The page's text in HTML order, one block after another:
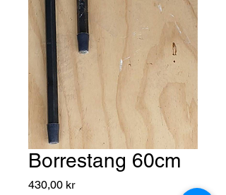
Borrestang 60cm
430,00 krPris